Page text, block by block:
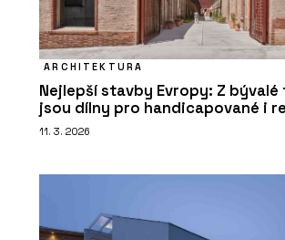
ARCHITEKTURA
Nejlepší stavby Evropy: Z
jsou dílny pro handicapované i
11. 3. 2026